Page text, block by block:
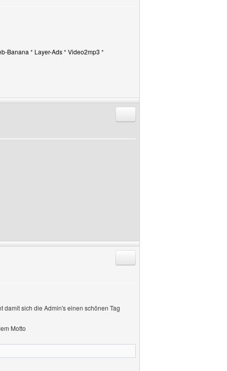
Banana * Layer-Ads* Video2mp3 *
sich die Admin's einen schönen Tag
Motto